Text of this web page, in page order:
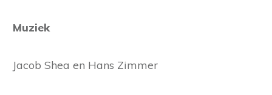
Muziek
Jacob Shea en Hans Zimmer